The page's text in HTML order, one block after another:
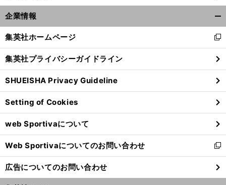
企業情報
閉
る
集英社ホームページ
新
し
い
ウ
ィ
ン
ド
ウ
で
開
く
集英社プライバシーガイドライン
SHUEISHA Privacy Guideline
Setting of Cookies
web Sportivaについて
Web Sportivaについてのお問い合わせ
新
し
い
ウ
広告についてのお問い合わせ